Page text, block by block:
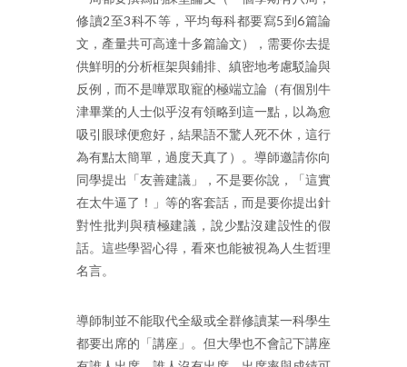
修讀2至3科不等，平均每科都要寫5到6篇論
文，產量共可高達十多篇論文），需要你去提
供鮮明的分析框架與鋪排、縝密地考慮駁論與
反例，而不是嘩眾取寵的極端立論（有個別牛
津畢業的人士似乎沒有領略到這一點，以為愈
吸引眼球便愈好，結果語不驚人死不休，這行
為有點太簡單，過度天真了）。導師邀請你向
同學提出「友善建議」，不是要你說，「這實
在太牛逼了！」等的客套話，而是要你提出針
對性批判與積極建議，說少點沒建設性的假
話。這些學習心得，看來也能被視為人生哲理
名言。
導師制並不能取代全級或全群修讀某一科學生
都要出席的「講座」。但大學也不會記下講座